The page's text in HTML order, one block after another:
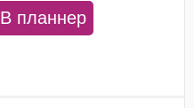
В планнер